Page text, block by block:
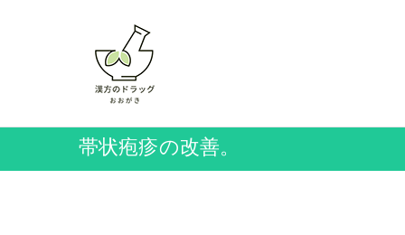
帯状疱疹の改善。